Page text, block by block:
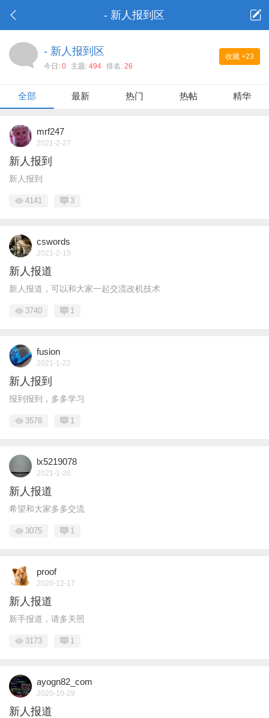
- 新人报到区
收藏 +23
- 新人报到区
今日: 0 主题: 494 排名: 26
全部 最新 热门 热帖 精华
mrf247
2021-2-27
新人报到
新人报到
4141 3
cswords
2021-2-15
新人报道
新人报道，可以和大家一起交流改机技术
3740 1
fusion
2021-1-22
新人报到
报到报到，多多学习
3578 1
lx5219078
2021-1-20
新人报道
希望和大家多多交流
3075 1
proof
2020-12-17
新人报道
新手报道，请多关照
3173 1
ayogn82_com
2020-10-29
新人报道